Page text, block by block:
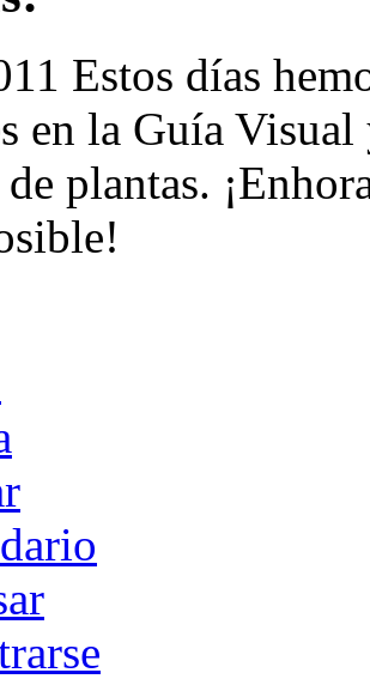
Estos días
en la Guía
de plantas.